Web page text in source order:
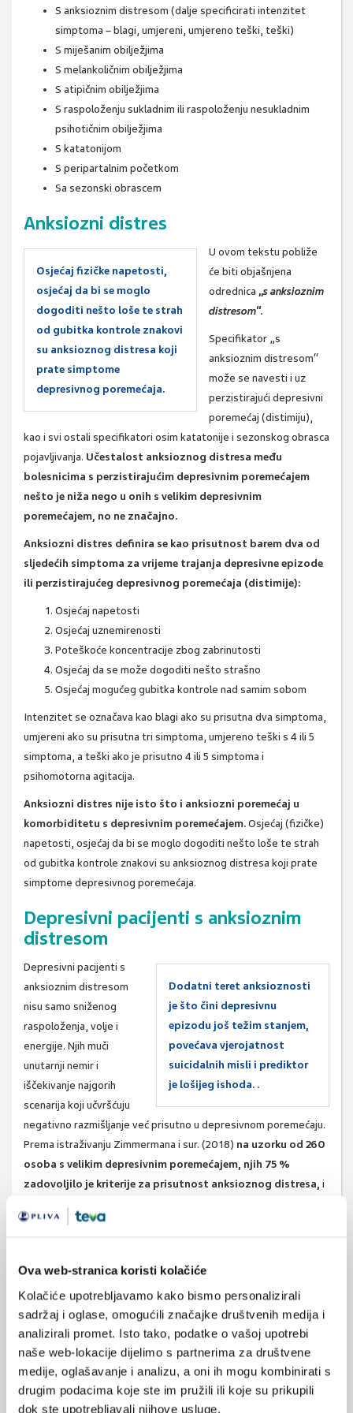
Ova web-stranica koristi kolačiće
Kolačiće upotrebljavamo kako bismo personalizirali
sadržaj i oglase, omogućili značajke društvenih medija i
analizirali promet. Isto tako, podatke o vašoj upotrebi
naše web-lokacije dijelimo s partnerima za društvene
medije, oglašavanje i analizu, a oni ih mogu kombinirati s
drugim podacima koje ste im pružili ili koje su prikupili
dok ste upotrebljavali njihove usluge.
S anksioznim distresom (dalje specificirati intenzitet
simptoma – blagi, umjereni, umjereno teški, teški)
S miješanim obilježjima
S melankoličnim obilježjima
S atipičnim obilježjima
S raspoloženju sukladnim ili raspoloženju nesukladnim
psihotičnim obilježjima
S katatonijom
S peripartalnim početkom
Sa sezonski obrascem
Anksiozni distres
Osjećaj fizičke napetosti,
osjećaj da bi se moglo
dogoditi nešto loše te strah
od gubitka kontrole znakovi
su anksioznog distresa koji
prate simptome
depresivnog poremećaja.
U ovom tekstu pobliže
će biti objašnjena
odrednica „s anksioznim
distresom“.
Specifikator „s
anksioznim distresom“
može se navesti i uz
perzistirajući depresivni
poremećaj (distimiju),
kao i svi ostali specifikatori osim katatonije i sezonskog obrasca
pojavljivanja. Učestalost anksioznog distresa među
bolesnicima s perzistirajućim depresivnim poremećajem
nešto je niža nego u onih s velikim depresivnim
poremećajem, no ne značajno.
Anksiozni distres definira se kao prisutnost barem dva od
sljedećih simptoma za vrijeme trajanja depresivne epizode
ili perzistirajućeg depresivnog poremećaja (distimije):
Osjećaj napetosti
Osjećaj uznemirenosti
Poteškoće koncentracije zbog zabrinutosti
Osjećaj da se može dogoditi nešto strašno
Osjećaj mogućeg gubitka kontrole nad samim sobom
Intenzitet se označava kao blagi ako su prisutna dva simptoma,
umjereni ako su prisutna tri simptoma, umjereno teški s 4 ili 5
simptoma, a teški ako je prisutno 4 ili 5 simptoma i
psihomotorna agitacija.
Anksiozni distres nije isto što i anksiozni poremećaj u
komorbiditetu s depresivnim poremećajem.Osjećaj (fizičke)
napetosti, osjećaj da bi se moglo dogoditi nešto loše te strah
od gubitka kontrole znakovi su anksioznog distresa koji prate
simptome depresivnog poremećaja.
Depresivni pacijenti s anksioznim
distresom
Dodatni teret anksioznosti
je što čini depresivnu
epizodu još težim stanjem,
povećava vjerojatnost
suicidalnih misli i prediktor
je lošijeg ishoda. .
Depresivni pacijenti s
anksioznim distresom
nisu samo sniženog
raspoloženja, volje i
energije. Njih muči
unutarnji nemir i
iščekivanje najgorih
scenarija koji učvršćuju
negativno razmišljanje već prisutno u depresivnom poremećaju.
Prema istraživanju Zimmermana i sur. (2018) na uzorku od 260
osoba s velikim depresivnim poremećajem, njih 75 %
zadovoljilo je kriterije za prisutnost anksioznog distresa, i
anksioznim poremećajima.
dugotrajni i dodatno opterećuju bolesnika.
stvara zatvoreni krug – depresiju prati anksioznost, a ta
dodana anksioznost intenzivira depresiju.Dodatni teret
anksioznosti je što čini depresivnu epizodu još težim stanjem,
povećava vjerojatnost suicidalnih misli i prediktor je lošijeg
ishoda. U istraživanjima nema konsenzusa javlja li se anksiozni
distres u svakoj depresivnoj epizodi pojedinih pacijenata. Bez
obzira na to, uzevši u obzir težinu simptoma,